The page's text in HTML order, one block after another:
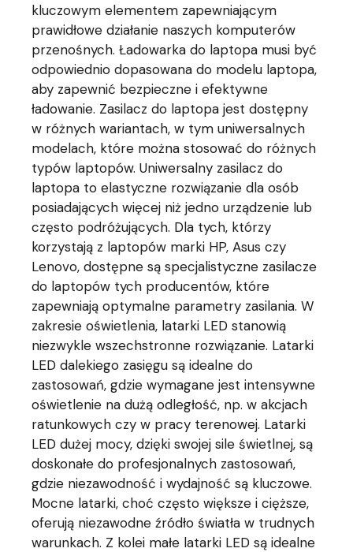
kluczowym elementem zapewniającym
prawidłowe działanie naszych komputerów
przenośnych. Ładowarka do laptopa musi być
odpowiednio dopasowana do modelu laptopa,
aby zapewnić bezpieczne i efektywne
ładowanie. Zasilacz do laptopa jest dostępny
w różnych wariantach, w tym uniwersalnych
modelach, które można stosować do różnych
typów laptopów. Uniwersalny zasilacz do
laptopa to elastyczne rozwiązanie dla osób
posiadających więcej niż jedno urządzenie lub
często podróżujących. Dla tych, którzy
korzystają z laptopów marki HP, Asus czy
Lenovo, dostępne są specjalistyczne zasilacze
do laptopów tych producentów, które
zapewniają optymalne parametry zasilania. W
zakresie oświetlenia, latarki LED stanowią
niezwykle wszechstronne rozwiązanie. Latarki
LED dalekiego zasięgu są idealne do
zastosowań, gdzie wymagane jest intensywne
oświetlenie na dużą odległość, np. w akcjach
ratunkowych czy w pracy terenowej. Latarki
LED dużej mocy, dzięki swojej sile świetlnej, są
doskonałe do profesjonalnych zastosowań,
gdzie niezawodność i wydajność są kluczowe.
Mocne latarki, choć często większe i cięższe,
oferują niezawodne źródło światła w trudnych
warunkach. Z kolei małe latarki LED są idealne